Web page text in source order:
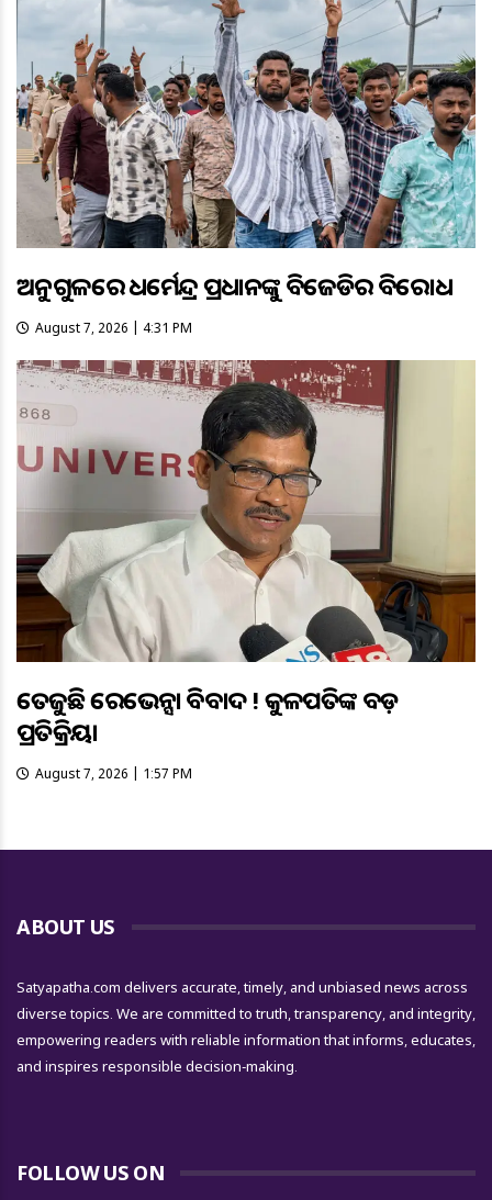
ଅନୁଗୁଳରେ ଧର୍ମେନ୍ଦ୍ର ପ୍ରଧାନଙ୍କୁ ବିଜେଡିର ବିରୋଧ
August 7, 2026 | 4:31 PM
ତେଜୁଛି ରେଭେନ୍ସା ବିବାଦ ! କୁଳପତିଙ୍କ ବଡ଼
ପ୍ରତିକ୍ରିୟା
August 7, 2026 | 1:57 PM
ABOUT US
Satyapatha.com delivers accurate, timely, and unbiased news across
diverse topics. We are committed to truth, transparency, and integrity,
empowering readers with reliable information that informs, educates,
and inspires responsible decision-making.
FOLLOW US ON